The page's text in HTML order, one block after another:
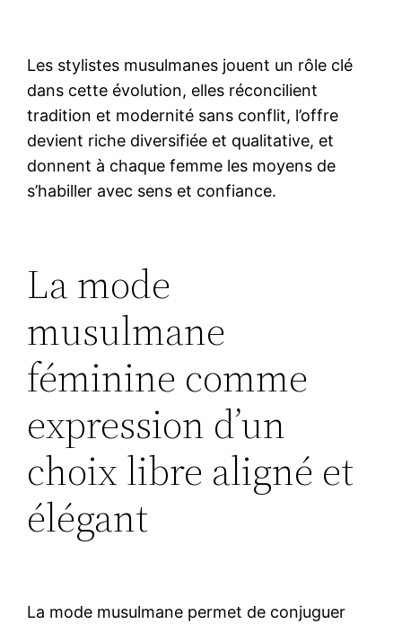
Les stylistes musulmanes jouent un rôle clé
dans cette évolution, elles réconcilient
tradition et modernité sans conflit, l’offre
devient riche diversifiée et qualitative, et
donnent à chaque femme les moyens de
s’habiller avec sens et confiance.
La mode
musulmane
féminine comme
expression d’un
choix libre aligné et
élégant
La mode musulmane permet de conjuguer